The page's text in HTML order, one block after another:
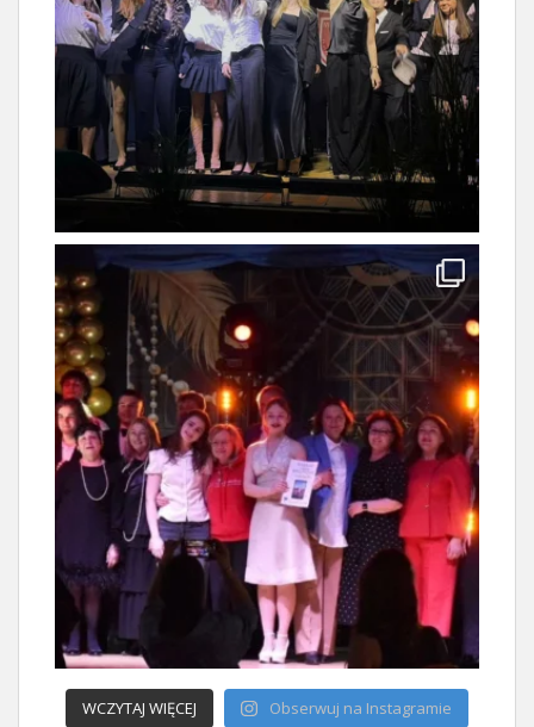
WCZYTAJ WIĘCEJ Obserwuj na Instagramie